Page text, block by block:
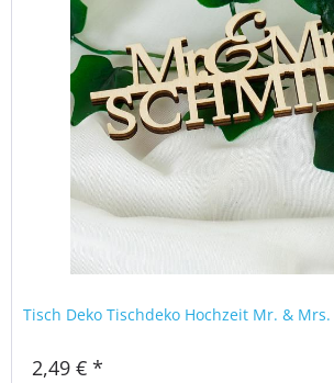
Tisch Deko Tischdeko Hochzeit Mr. &
2,49 € *